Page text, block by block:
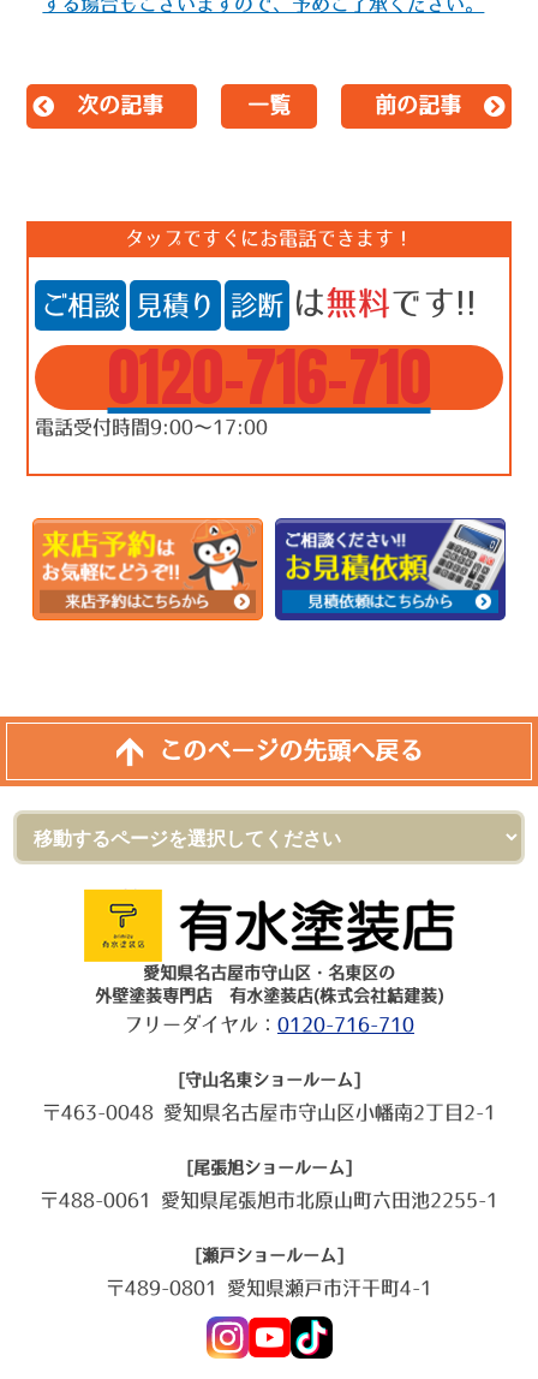
次の記事 一覧 前の記事
タップですぐにお電話できます！
ご相談 見積り 診断 は無料です!!
0120-716-710
電話受付時間9:00～17:00
このページの先頭へ戻る
愛知県名古屋市守山区・名東区の
外壁塗装専門店 有水塗装店(株式会社結建装)
フリーダイヤル： 0120-716-710
[守山名東ショールーム]
〒463-0048 愛知県名古屋市守山区小幡南2丁目2-1
[尾張旭ショールーム]
〒488-0061 愛知県尾張旭市北原山町六田池2255-1
[瀬戸ショールーム]
〒489-0801 愛知県瀬戸市汗干町4-1